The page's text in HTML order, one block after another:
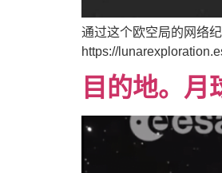
通过这个欧空局的网络
https://
目的地。月